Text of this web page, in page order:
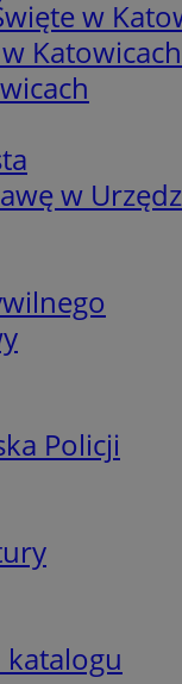
w
Katowicach
w
Policji